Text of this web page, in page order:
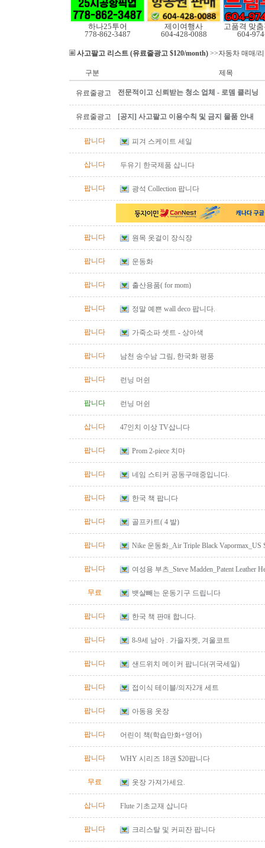
하나25투어
778-862-3487
제이여행사
604-428-0088
604-
사고팔고 리스트 (유료줄광고 $120/month) >>자동차 매매/
구분 제목
유료줄광고 전문적이고 신뢰받는 청소 업체 - 로뎀 클리닝
유료줄광고 [공지] 사고팔고 이용수칙 및 금지 물품 안내
팝니다 피겨 스케이트 세일
삽니다 두유기 한국제품 삽니다
팝니다 광석 Collection 팝니다
팝니다 원목 옷걸이 장식장
팝니다 운동화
팝니다 출산용품( for mom)
팝니다 정말 예쁜 wall deco 팝니다.
팝니다 가죽소파 셋트 - 상아색
팝니다 남천 송수남 그림, 한국화 평풍
팝니다 런닝 머쉰
팝니다 런닝 머쉰
삽니다 47인치 이상 TV삽니다
팝니다 Prom 2-piece 치마
팝니다 네임 스티커 공동구매중입니다.
팝니다 한국 책 팝니다
팝니다 골프카트( 4 발)
팝니다 Nike 운동화_Air Triple Black Vapormax_US
팝니다
여성용 부츠_Steve Madden_Patent Leather
무료
뱃살빼는 운동기구 드립니다
팝니다 한국 책 판매 합니다.
팝니다 8-9세 남아 . 가을자켓, 겨울코트
팝니다 샌드위치 메이커 팝니다(귀국세일)
팝니다 접이식 테이블/의자2개 세트
팝니다 아동용 옷장
팝니다 어린이 책(학습만화+영어)
팝니다 WHY 시리즈 18권 $20팝니다
무료 옷장 가져가세요.
삽니다 Flute 기초교재 삽니다
팝니다 크리스탈 및 커피잔 팝니다